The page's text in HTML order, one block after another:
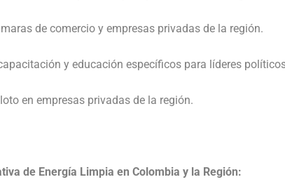
de comercio y empresas privadas de la región.
y educación específicos para líderes
en empresas privadas de la región.
de Energía Limpia en Colombia y la Región: